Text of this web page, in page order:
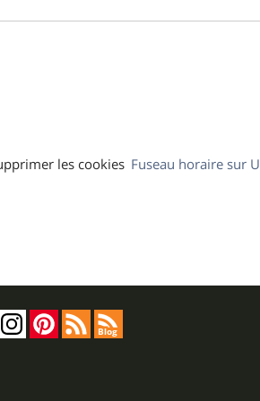
Fuseau horaire sur
les cookies